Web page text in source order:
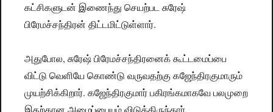
கட்சிகளுடன் இணைந்து செயற்பட சுரேஷ்
பிரேமச்சந்திரன் திட்டமிட்டுள்ளார்.
அதுபோல, சுரேஷ் பிரேமச்சந்திரனைக் கூட்டமைப்பை
விட்டு வெளியே கொண்டு வருவதற்கு கஜேந்திரகுமாரும்
முயற்சிக்கிறார். கஜேந்திரகுமார் பகிரங்கமாகவே பலமுறை